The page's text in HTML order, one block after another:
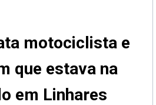
motociclista e
que estava na
em Linhares